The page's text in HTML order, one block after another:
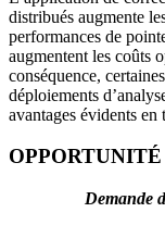
distribués augmente
performances de
augmentent les coûts
conséquence,
déploiements
avantages évidents en
OPPORTUNITÉ
Demande